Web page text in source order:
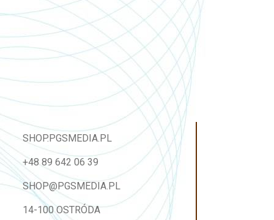
SHOP.PGSMEDIA.PL
+48 89 642 06 39
SHOP@PGSMEDIA.PL
14-100 OSTRÓDA